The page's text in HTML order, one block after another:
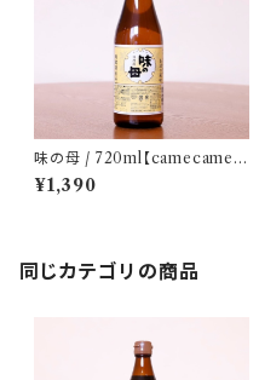
味の母 / 720ml【camecameセ
レクト調味料】
¥1,390
同じカテゴリの商品